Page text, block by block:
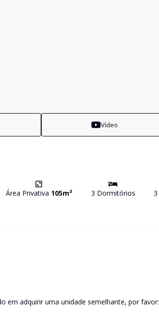
Vídeo
Área Privativa 105m² 3 Dormitórios 3
em adquirir uma unidade semelhante, por favor: